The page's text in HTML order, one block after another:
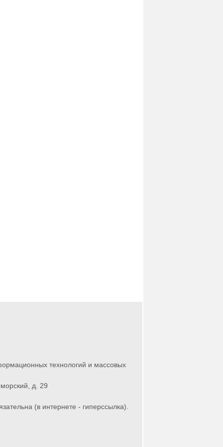
технологий и массовых
д. 29
(в интернете - гиперссылка).